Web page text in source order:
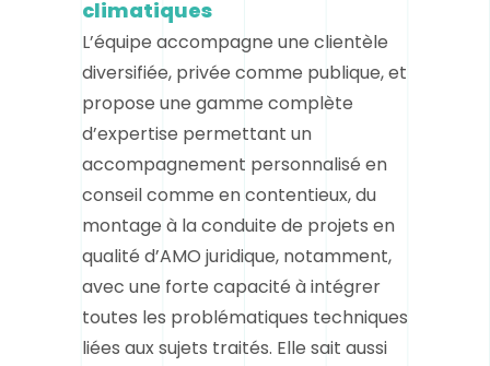
climatiques
L’équipe accompagne une clientèle
diversifiée, privée comme publique, et
propose une gamme complète
d’expertise permettant un
accompagnement personnalisé en
conseil comme en contentieux, du
montage à la conduite de projets en
qualité d’AMO juridique, notamment,
avec une forte capacité à intégrer
toutes les problématiques techniques
liées aux sujets traités. Elle sait aussi